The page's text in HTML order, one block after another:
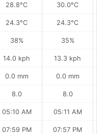
28.8°C
24.3°C
38%
14.0 kph
0.0 mm
8.0
05:10 AM
07:59 PM
30.0°C
24.3°C
35%
13.3 kph
0.0 mm
8.0
05:11 AM
07:57 PM